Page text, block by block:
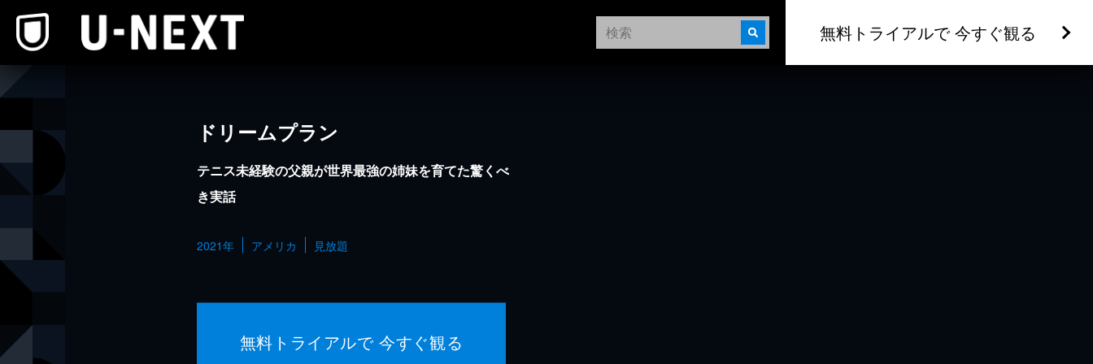
無料トライアルで 今すぐ観る
ドリームプラン
テニス未経験の父親が世界最強の姉妹を育てた驚くべ
き実話
2021年 アメリカ 見放題
無料トライアルで 今すぐ観る